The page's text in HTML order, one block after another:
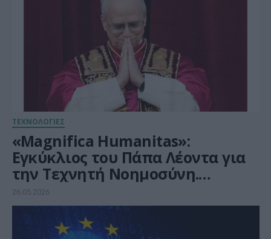
ΤΕΧΝΟΛΟΓΙΕΣ
«Magnifica Humanitas»:
Εγκύκλιος του Πάπα Λέοντα για
την Τεχνητή Νοημοσύνη.
Πολιτικό, ιδεολογικό και ηθικό
μανιφέστο.
26.05.2026